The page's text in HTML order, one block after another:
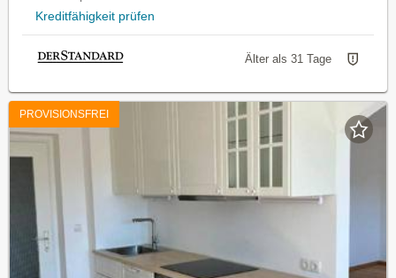
Kreditfähigkeit prüfen
Älter als 31 Tage
PROVISIONSFREI